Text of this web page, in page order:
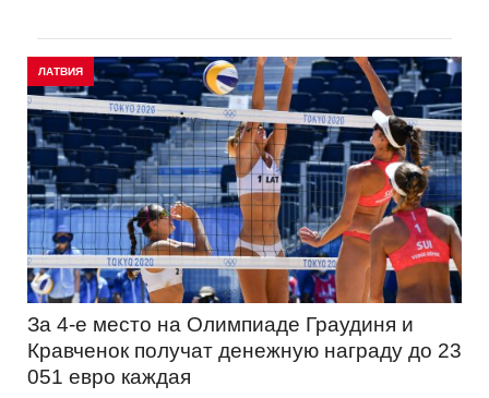
ЛАТВИЯ
За 4-е место на Олимпиаде Граудиня и
Кравченок получат денежную награду до 23
051 евро каждая